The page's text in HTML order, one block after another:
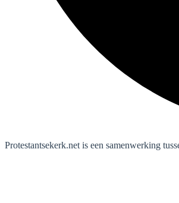
Protestantsekerk.net is een samenwerking